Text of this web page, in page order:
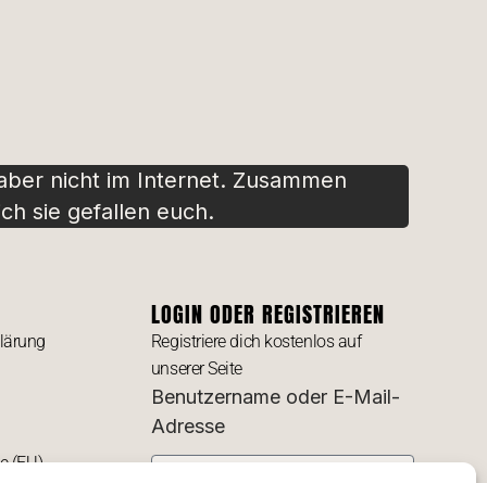
nicht im Internet. Zusammen
sie gefallen euch.
(EU)
LOGIN ODER REGISTRIEREN
Registriere dich kostenlos auf
unserer Seite
Benutzername oder E-Mail-
Adresse